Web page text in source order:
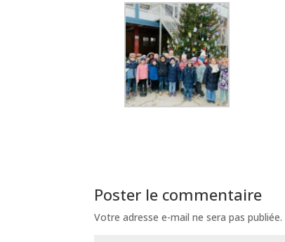
Poster le commentaire
Votre adresse e-mail ne sera pas publiée.